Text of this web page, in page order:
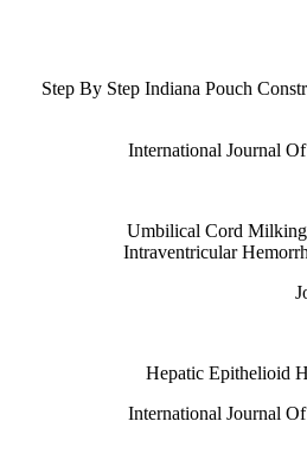
Step By Step Indiana Pouch
International Journal
Umbilical Cord
Intraventricular
Hepatic Epithelioid
International Journal